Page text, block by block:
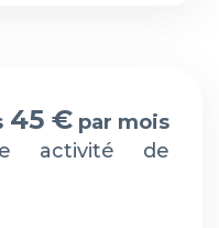
45 €par mois
activité de